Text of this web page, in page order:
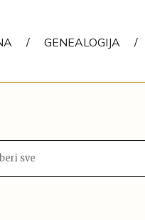
/ GENEALOGIJA /
sve